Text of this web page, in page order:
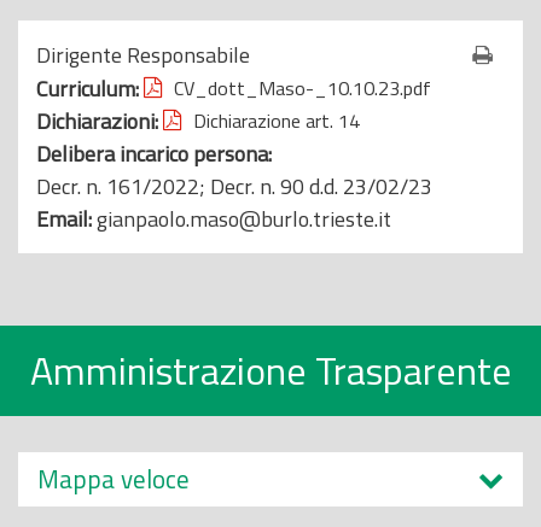
l
Dirigente Responsabile
Curriculum:
CV_dott_Maso-_10.10.23.pdf
Dichiarazioni: Dichiarazione art. 14
Delibera incarico persona:
Decr. n. 161/2022; Decr. n. 90 d.d. 23/02/23
Email:gianpaolo.maso@burlo.trieste.it
Amministrazione Trasparente
Mappa veloce